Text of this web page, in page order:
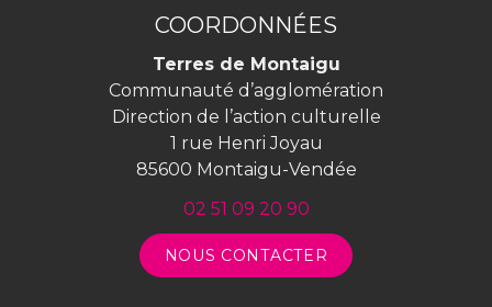
compte
Facebook
compte
Instagram
COORDONNÉES
Terres de Montaigu
Communauté d’agglomération
Direction de l’action culturelle
1 rue Henri Joyau
85600 Montaigu-Vendée
02 51 09 20 90
NOUS CONTACTER